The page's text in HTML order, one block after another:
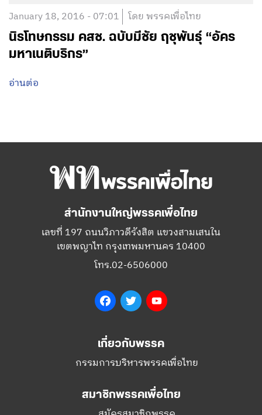
January 18, 2016 - 07:01 โดย พรรคเพื่อไทย
นิรโทษกรรม คสช. ฉบับมีชัย ฤชุพันธุ์ “อัคร
มหาเนติบริกร”
อ่านต่อ
สำนักงานใหญ่พรรคเพื่อไทย
เลขที่ 197 ถนนวิภาวดีรังสิต แขวงสามเสนใน
เขตพญาไท กรุงเทพมหานคร 10400
โทร.02-6506000
FacebookTwitter
เกี่ยวกับพรรค
กรรมการบริหารพรรคเพื่อไทย
สมาชิกพรรคเพื่อไทย